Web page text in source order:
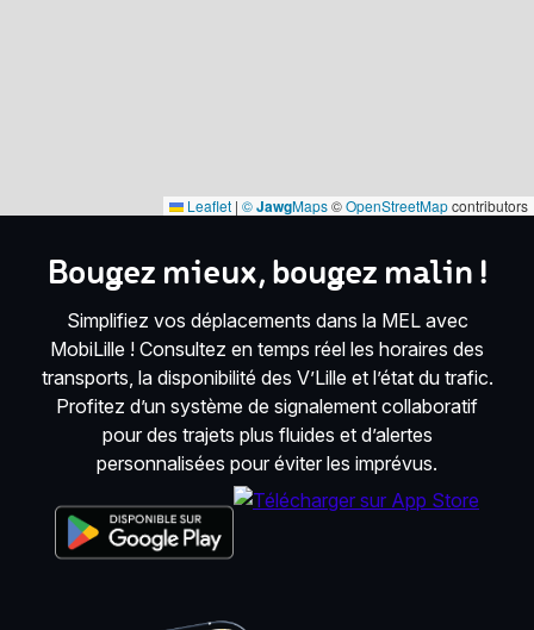
Leaflet | ©JawgMaps©OpenStreetMapcontributors
Bougez mieux, bougez malin !
Simplifiez vos déplacements dans la MEL avec
MobiLille ! Consultez en temps réel les horaires des
transports, la disponibilité des V’Lille et l’état du trafic.
Profitez d’un système de signalement collaboratif
pour des trajets plus fluides et d’alertes
personnalisées pour éviter les imprévus.